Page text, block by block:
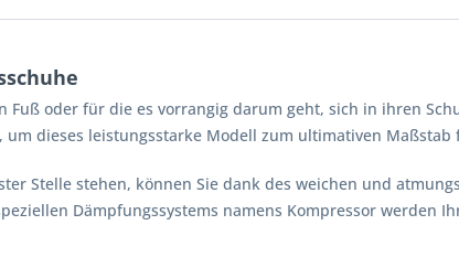
oder für die es vorrangig darum geht, sich in ihren
dieses leistungsstarke Modell zum ultimativen
Stelle stehen, können Sie dank des weichen und
Dämpfungssystems namens Kompressor werden